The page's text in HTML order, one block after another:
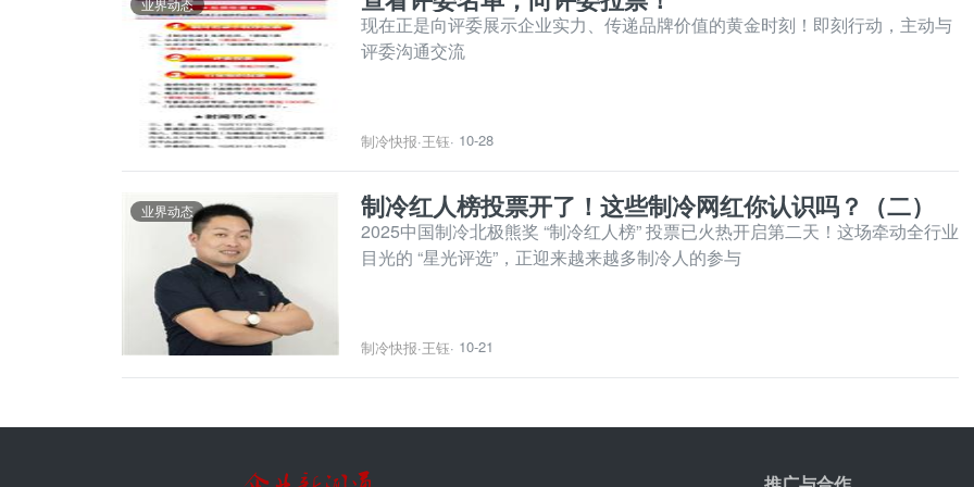
现在正是向评委展示企业实力、传递品牌价值的黄金时刻！即刻行动，主动与
评委沟通交流
制冷快报·王钰· 10-28
业界动态 制冷红人榜投票开了！这些制冷网红你认识吗？（二）
2025中国制冷北极熊奖 “制冷红人榜” 投票已火热开启第二天！这场牵动全行业
目光的 “星光评选”，正迎来越来越多制冷人的参与
制冷快报·王钰· 10-21